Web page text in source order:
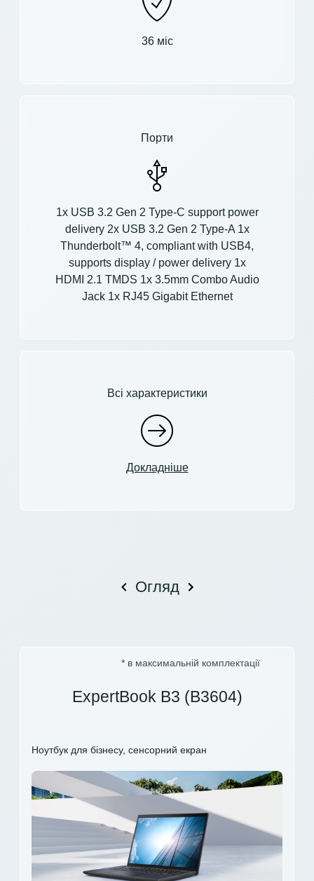
36 міс
Порти
1x USB 3.2 Gen 2 Type-C support power
delivery 2x USB 3.2 Gen 2 Type-A 1x
Thunderbolt™ 4, compliant with USB4,
supports display / power delivery 1x
HDMI 2.1 TMDS 1x 3.5mm Combo Audio
Jack 1x RJ45 Gigabit Ethernet
Всі характеристики
Докладніше
Огляд
* в максимальній комплектації
ExpertBook B3 (B3604)
Ноутбук для бізнесу, сенсорний екран